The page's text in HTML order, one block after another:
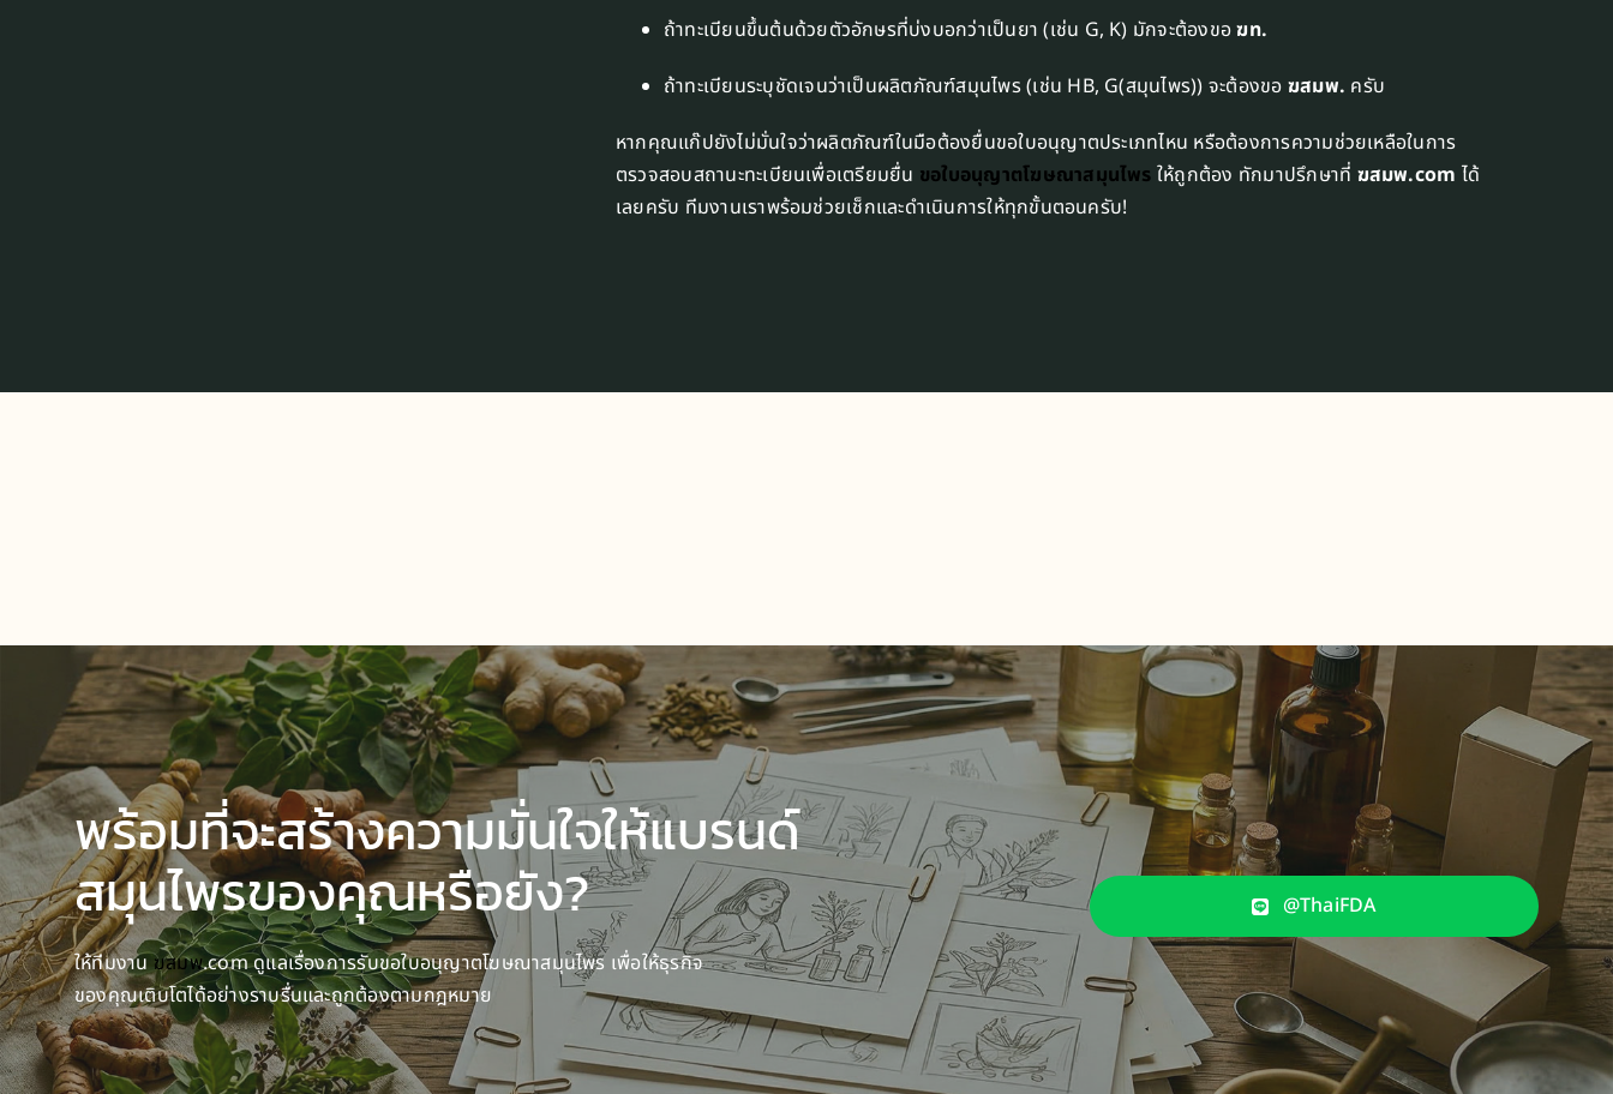
ถ้าทะเบียนขึ้นต้นด้วยตัวอักษรที่บ่งบอกว่าเป็นยา (เช่น G, K) มักจะต้องขอฆท.
ถ้าทะเบียนระบุชัดเจนว่าเป็นผลิตภัณฑ์สมุนไพร (เช่น HB, G(สมุนไพร)) จะต้องขอ ฆสมพ. ครับ
หากคุณแก๊ปยังไม่มั่นใจว่าผลิตภัณฑ์ในมือต้องยื่นขอใบอนุญาตประเภทไหน หรือต้องการความช่วยเหลือในการ
ตรวจสอบสถานะทะเบียนเพื่อเตรียมยื่น ขอใบอนุญาตโฆษณาสมุนไพร ให้ถูกต้อง ทักมาปรึกษาที่ ฆสมพ.com ได้
เลยครับ ทีมงานเราพร้อมช่วยเช็กและดำเนินการให้ทุกขั้นตอนครับ!
พร้อมที่จะสร้างความมั่นใจให้แบรนด์
สมุนไพรของคุณหรือยัง?
ให้ทีมงานฆสมพ.com ดูแลเรื่องการรับขอใบอนุญาตโฆษณาสมุนไพร เพื่อให้ธุรกิจ
ของคุณเติบโตได้อย่างราบรื่นและถูกต้องตามกฎหมาย
@ThaiFDA